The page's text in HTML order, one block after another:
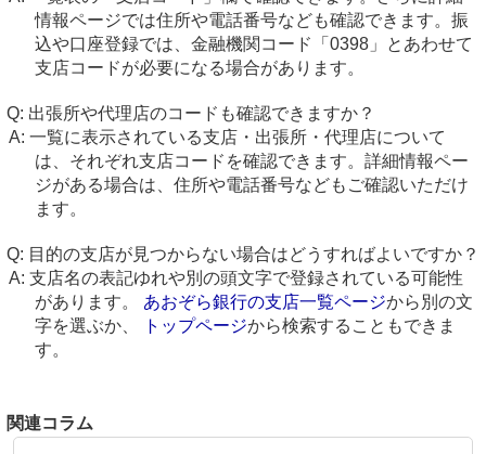
情報ページでは住所や電話番号なども確認できます。振
込や口座登録では、金融機関コード「0398」とあわせて
支店コードが必要になる場合があります。
出張所や代理店のコードも確認できますか？
一覧に表示されている支店・出張所・代理店について
は、それぞれ支店コードを確認できます。詳細情報ペー
ジがある場合は、住所や電話番号などもご確認いただけ
ます。
目的の支店が見つからない場合はどうすればよいですか？
支店名の表記ゆれや別の頭文字で登録されている可能性
があります。 あおぞら銀行の支店一覧ページから別の文
字を選ぶか、
トップページから検索することもできま
す。
関連コラム